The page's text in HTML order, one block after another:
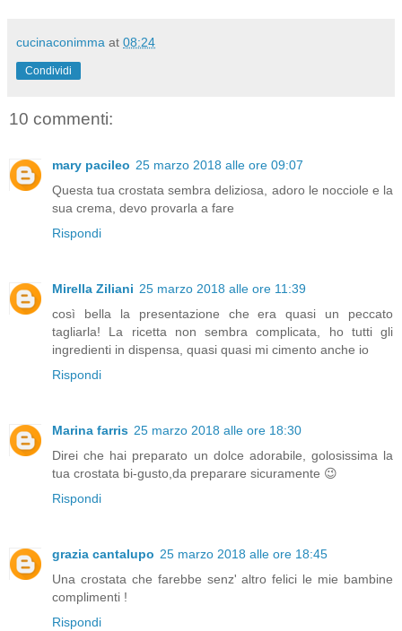
cucinaconimma at 08:24
Condividi
10 commenti:
mary pacileo 25 marzo 2018 alle ore 09:07
Questa tua crostata sembra deliziosa, adoro le nocciole e la
sua crema, devo provarla a fare
Rispondi
Mirella Ziliani 25 marzo 2018 alle ore 11:39
così bella la presentazione che era quasi un peccato
tagliarla! La ricetta non sembra complicata, ho tutti gli
ingredienti in dispensa, quasi quasi mi cimento anche io
Rispondi
Marina farris 25 marzo 2018 alle ore 18:30
Direi che hai preparato un dolce adorabile, golosissima la
tua crostata bi-gusto,da preparare sicuramente 😉
Rispondi
grazia cantalupo 25 marzo 2018 alle ore 18:45
Una crostata che farebbe senz' altro felici le mie bambine
complimenti !
Rispondi